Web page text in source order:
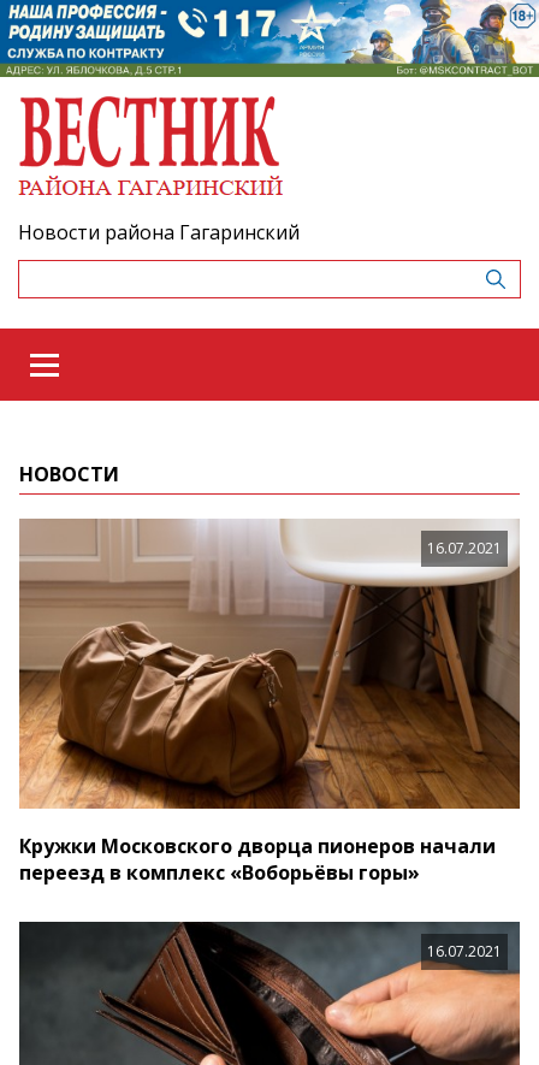
Новости района Гагаринский
НОВОСТИ
16.07.2021
Кружки Московского дворца пионеров начали
переезд в комплекс «Воборьёвы горы»
16.07.2021